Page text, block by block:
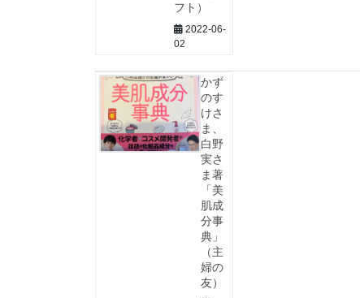
フト）
2022-06-
02
かず
のす
けさ
ま、
白野
実さ
ま著
「美
肌成
分事
典」
（主
婦の
友）